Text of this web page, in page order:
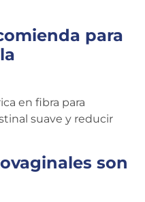
para
en fibra para
suave y reducir
son